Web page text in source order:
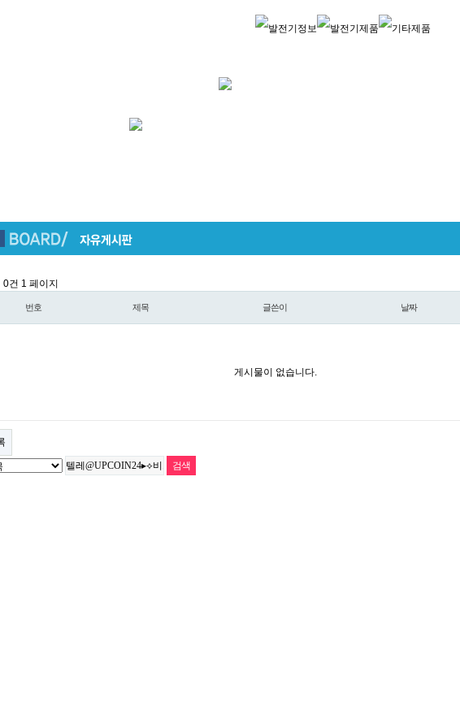
0건 1 페이지
번호 제목 글쓴이 날짜
게시물이 없습니다.